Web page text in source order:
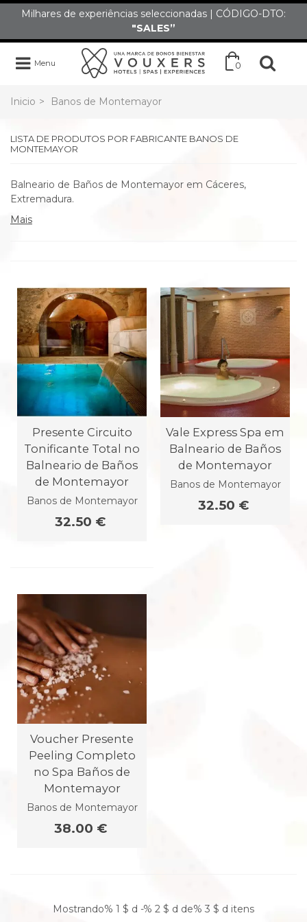
Milhares de experiências seleccionadas | CÓDIGO-DTO:
"SALES”
Menu 0
Inicio > Banos de Montemayor
LISTA DE PRODUTOS POR FABRICANTE BANOS DE
MONTEMAYOR
Balneario de Baños de Montemayor em Cáceres,
Extremadura.
Mais
Presente Circuito
Tonificante Total no
Balneario de Baños
de Montemayor
Banos de Montemayor
32.50 €
Vale Express Spa em
Balneario de Baños
de Montemayor
Banos de Montemayor
32.50 €
Voucher Presente
Peeling Completo
no Spa Baños de
Montemayor
Banos de Montemayor
38.00 €
Mostrando% 1 $ d -% 2 $ d de% 3 $ d itens